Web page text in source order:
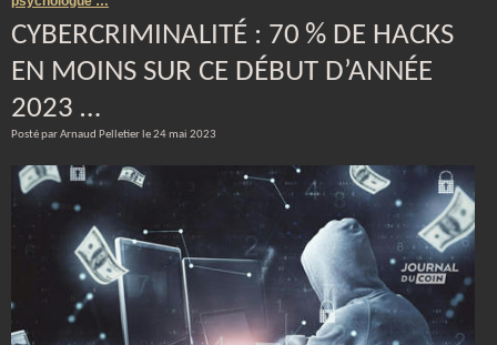
CYBERCRIMINALITÉ : 70 % DE HACKS
EN MOINS SUR CE DÉBUT D’ANNÉE
2023 …
Posté par Arnaud Pelletier le 24 mai 2023